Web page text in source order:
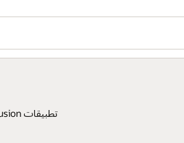
تطبيقات Fusion